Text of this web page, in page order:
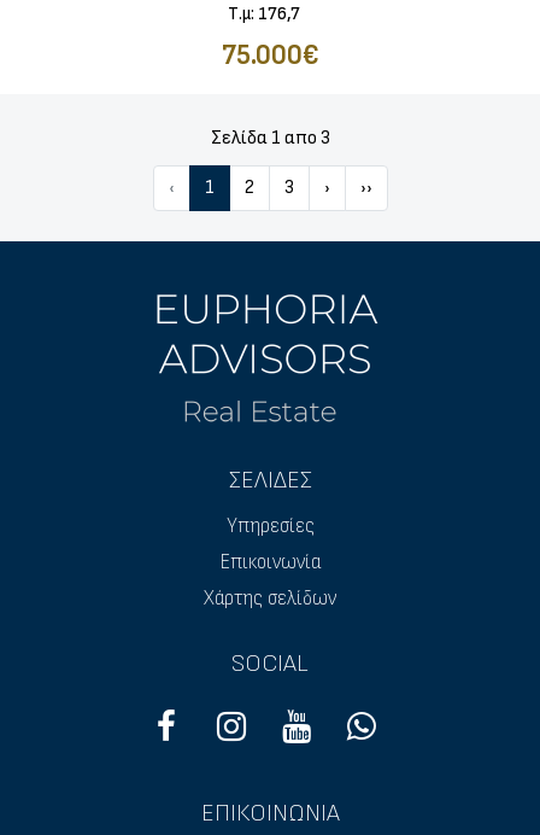
Τ.μ: 176,7
75.000€
Σελίδα 1 απο 3
‹ 1 2 3 › ››
ΣΕΛΙΔΕΣ
Υπηρεσίες
Επικοινωνία
Χάρτης σελίδων
SOCIAL
ΕΠΙΚΟΙΝΩΝΙΑ